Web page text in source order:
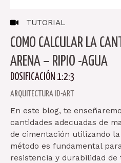
TUTORIAL
COMO CALCULAR LA
ARENA – RIPIO -AGUA
DOSIFICACIÓN 1:2:3
ARQUITECTURA ID-ART
En este blog, te
cantidades adecuadas de
de cimentación utilizando la
método es fundamental
resistencia y durabilidad de